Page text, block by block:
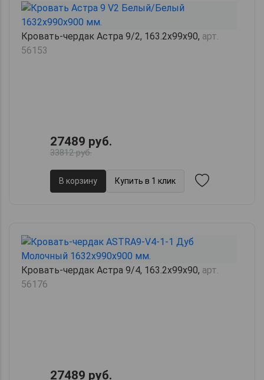
Кровать-чердак Астра 9/2, 163.2х99х90, арт.
56153
27489 руб.
33812 руб.
В корзину Купить в 1 клик
Кровать-чердак Астра 9/4, 163.2х99х90, арт.
56176
27489 руб.